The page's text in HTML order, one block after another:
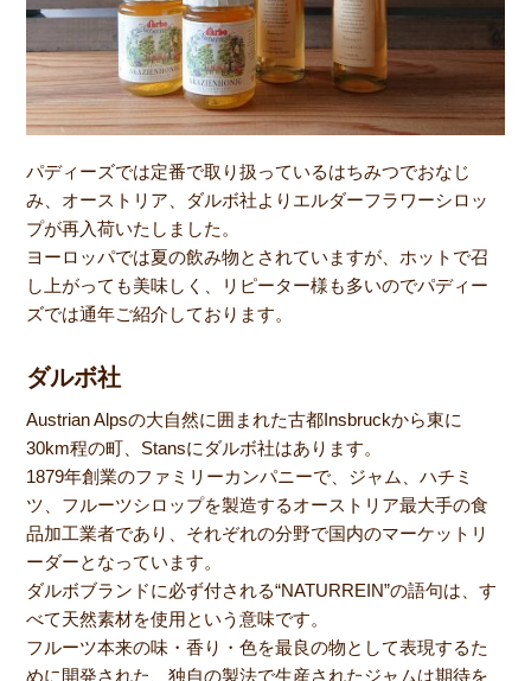
パディーズでは定番で取り扱っているはちみつでおなじ
み、オーストリア、ダルボ社よりエルダーフラワーシロッ
プが再入荷いたしました。
ヨーロッパでは夏の飲み物とされていますが、ホットで召
し上がっても美味しく、リピーター様も多いのでパディー
ズでは通年ご紹介しております。
ダルボ社
Austrian Alpsの大自然に囲まれた古都Insbruckから東に
30km程の町、Stansにダルボ社はあります。
1879年創業のファミリーカンパニーで、ジャム、ハチミ
ツ、フルーツシロップを製造するオーストリア最大手の食
品加工業者であり、それぞれの分野で国内のマーケットリ
ーダーとなっています。
ダルボブランドに必ず付される“NATURREIN”の語句は、す
べて天然素材を使用という意味です。
フルーツ本来の味・香り・色を最良の物として表現するた
めに開発された、独自の製法で生産されたジャムは期待を